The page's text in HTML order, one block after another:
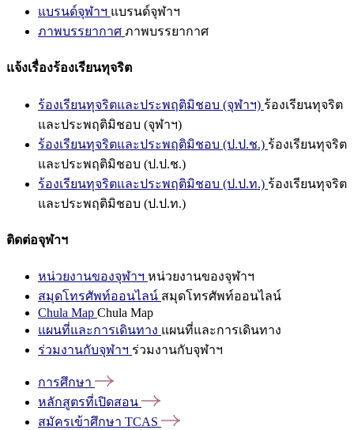
แบรนด์จุฬาฯ แบรนด์จุฬาฯ
ภาพบรรยากาศ ภาพบรรยากาศ
แจ้งเรื่องร้องเรียนทุจริต
ร้องเรียนทุจริตและประพฤติมิชอบ (จุฬาฯ) ร้องเรียนทุจริต
และประพฤติมิชอบ (จุฬาฯ)
ร้องเรียนทุจริตและประพฤติมิชอบ (ป.ป.ช.) ร้องเรียนทุจริต
และประพฤติมิชอบ (ป.ป.ช.)
ร้องเรียนทุจริตและประพฤติมิชอบ (ป.ป.ท.) ร้องเรียนทุจริต
และประพฤติมิชอบ (ป.ป.ท.)
ติดต่อจุฬาฯ
หน่วยงานของจุฬาฯ หน่วยงานของจุฬาฯ
สมุดโทรศัพท์ออนไลน์ สมุดโทรศัพท์ออนไลน์
Chula Map Chula Map
แผนที่และการเดินทาง แผนที่และการเดินทาง
ร่วมงานกับจุฬาฯ ร่วมงานกับจุฬาฯ
การศึกษา
หลักสูตรที่เปิดสอน
สมัครเข้าศึกษา TCAS